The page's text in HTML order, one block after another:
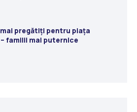
pregătiți pentru piața
familii mai puternice